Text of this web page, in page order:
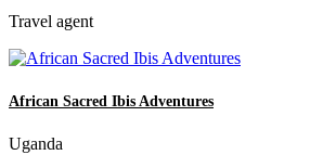
Travel agent
African Sacred Ibis Adventures
Uganda